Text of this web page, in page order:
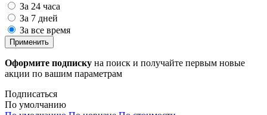
За 24 часа
За 7 дней
За все время
Применить
Оформите подписку на поиск и получайте первым новые
акции по вашим параметрам
Подписаться
По умолчанию